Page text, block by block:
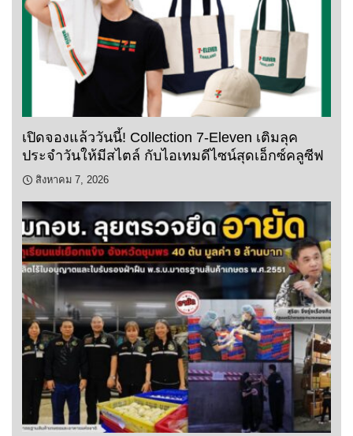
เปิดจองแล้ววันนี้! Collection 7-Eleven เติมลุค
ประจำวันให้มีสไตล์ กับไอเทมดีไซน์สุดเอ็กซ์คลูซีฟ
สิงหาคม 7, 2026